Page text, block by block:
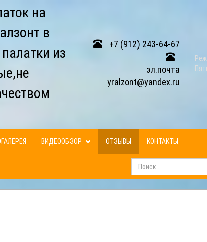
на
в
из
+7 (912) 243-64-67
эл.почта
yralzont@yandex.ru
ВИДЕООБЗОР ОТЗЫВЫ КОНТАКТЫ